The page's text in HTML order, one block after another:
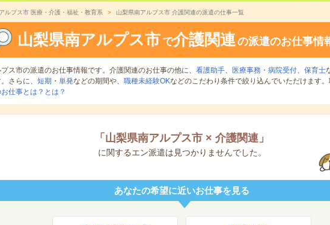
ルプス市 医療・介護・福祉・教育系 山梨県南アルプス市 介護関連の派遣の仕事一覧
山梨県南アルプス市 で介護関連の派遣のお仕事情
ス市の派遣のお仕事情報です。介護関連のお仕事の他に、 看護助手、 医療事務・病院受付、 保育士
さらに、 短期 ・ 単発などの期間や、 職種未経験OKなどのこだわり条件で絞り込んでいただけます。
仕事とは？とは？
「 山梨県南アルプス市 × 介護関連 」
に関するエン派遣は見つかりませんでした。
あなたの希望に近いお仕事を見る